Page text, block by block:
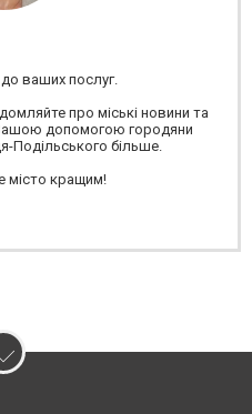
ваших послуг.
про міські новини та
допомогою городяни
Подільського більше.
місто кращим!